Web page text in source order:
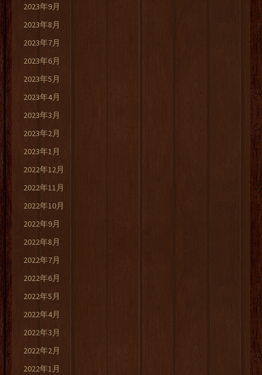
2023年9月
2023年8月
2023年7月
2023年6月
2023年5月
2023年4月
2023年3月
2023年2月
2023年1月
2022年12月
2022年11月
2022年10月
2022年9月
2022年8月
2022年7月
2022年6月
2022年5月
2022年4月
2022年3月
2022年2月
2022年1月